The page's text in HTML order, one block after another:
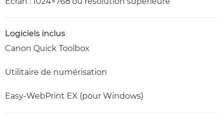
Logiciels inclus
Canon Quick Toolbox
Utilitaire de numérisation
Easy-WebPrint EX (pour Windows)